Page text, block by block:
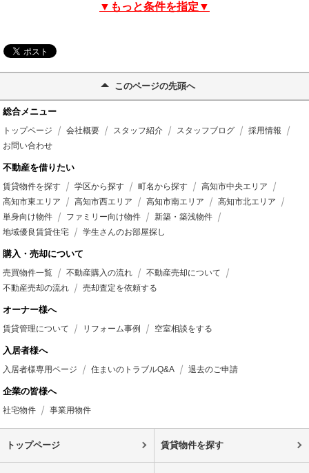
▼もっと条件を指定▼
このページの先頭へ
総合メニュー
トップページ 会社概要 スタッフ紹介 スタッフブログ
採用情報
お問い合わせ
不動産を借りたい
賃貸物件を探す 学区から探す 町名から探す
高知市中央エリア
高知市東エリア
高知市西エリア 高知市南エリア
高知市北エリア
単身向け物件
ファミリー向け物件
新築・築浅物件
地域優良賃貸住宅
学生さんのお部屋探し
購入・売却について
売買物件一覧 不動産購入の流れ
不動産売却について
不動産売却の流れ
売却査定を依頼する
オーナー様へ
賃貸管理について リフォーム事例 空室相談をする
入居者様へ
入居者様専用ページ 住まいのトラブルQ&A 退去のご申請
企業の皆様へ
社宅物件 事業用物件
トップページ 賃貸物件を探す